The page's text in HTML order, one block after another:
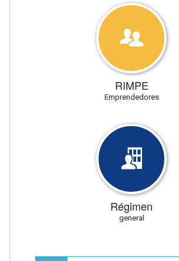
RIMPE
Emprendedores
Régimen
general